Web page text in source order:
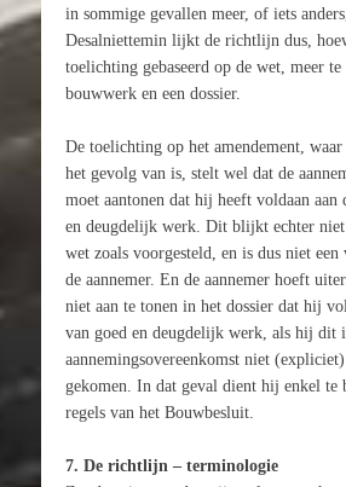
in sommige gevallen meer, of iets
Desalniettemin lijkt de richtlijn dus,
toelichting gebaseerd op de wet, meer te
bouwwerk en een dossier.
De toelichting op het amendement,
het gevolg van is, stelt wel dat de
moet aantonen dat hij heeft voldaan aan
en deugdelijk werk. Dit blijkt echter
wet zoals voorgesteld, en is dus niet
de aannemer. En de aannemer hoeft
niet aan te tonen in het dossier dat hij
van goed en deugdelijk werk, als hij dit
aannemingsovereenkomst niet
gekomen. In dat geval dient hij enkel te
regels van het Bouwbesluit.
7. De richtlijn – terminologie